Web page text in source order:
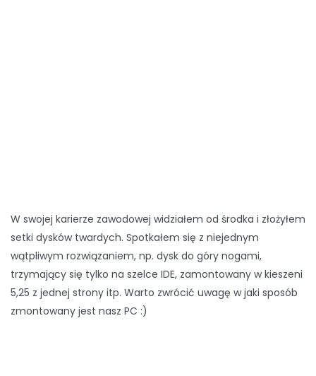
W swojej karierze zawodowej widziałem od środka i złożyłem
setki dysków twardych. Spotkałem się z niejednym
wątpliwym rozwiązaniem, np. dysk do góry nogami,
trzymający się tylko na szelce IDE, zamontowany w kieszeni
5,25 z jednej strony itp. Warto zwrócić uwagę w jaki sposób
zmontowany jest nasz PC :)